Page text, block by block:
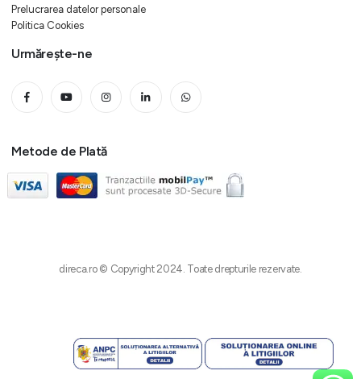
Prelucrarea datelor personale
Politica Cookies
Urmărește-ne
Metode de Plată
direca.ro © Copyright 2024. Toate drepturile rezervate.